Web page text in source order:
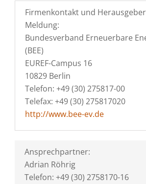
Firmenkontakt und
Meldung:
Bundesverband Erneuerbare
(BEE)
EUREF-Campus 16
10829 Berlin
Telefon: +49 (30) 275817-00
Telefax: +49 (30) 275817020
http://www.bee-ev.de
Ansprechpartner:
Adrian Röhrig
Telefon: +49 (30) 2758170-16